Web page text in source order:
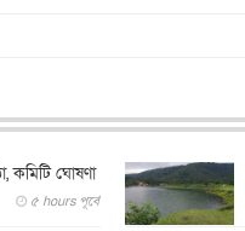
কমিটি ঘোষণা
৫ hours পূর্বে